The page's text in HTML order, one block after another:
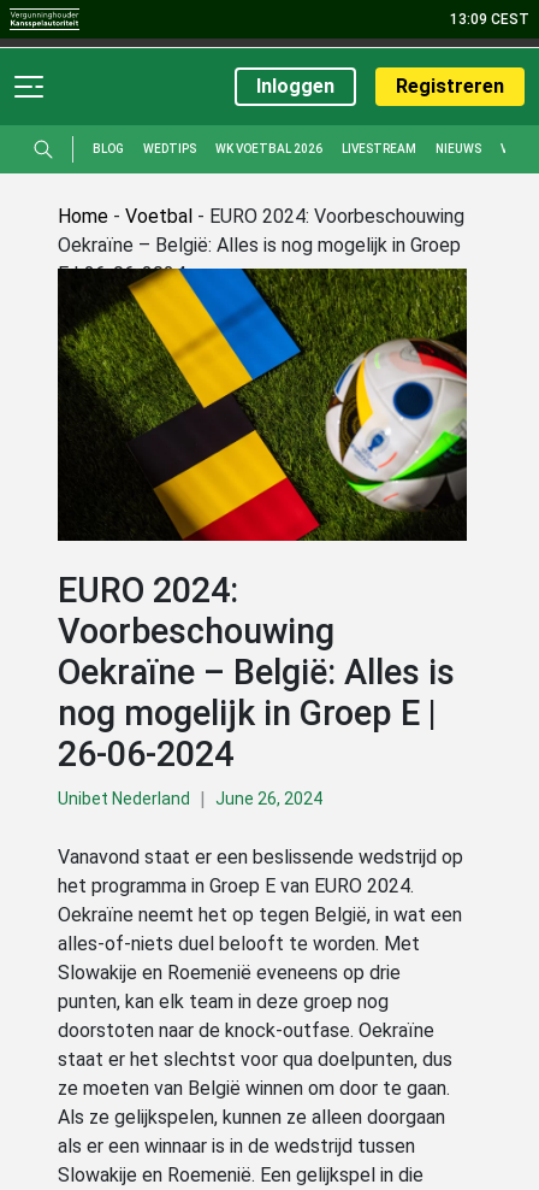
13:09 CEST
Sport Promoties
Inloggen Registreren
BLOG WEDTIPS WK VOETBAL 2026 LIVESTREAM NIEUWS
Home - Voetbal - EURO 2024: Voorbeschouwing
Oekraïne – België: Alles is nog mogelijk in Groep
E | 26-06-2024
EURO 2024:
Voorbeschouwing
Oekraïne – België: Alles is
nog mogelijk in Groep E |
26-06-2024
Unibet Nederland | June 26, 2024
Vanavond staat er een beslissende wedstrijd op
het programma in Groep E van EURO 2024.
Oekraïne neemt het op tegen België, in wat een
alles-of-niets duel belooft te worden. Met
Slowakije en Roemenië eveneens op drie
punten, kan elk team in deze groep nog
doorstoten naar de knock-outfase. Oekraïne
staat er het slechtst voor qua doelpunten, dus
ze moeten van België winnen om door te gaan.
Als ze gelijkspelen, kunnen ze alleen doorgaan
als er een winnaar is in de wedstrijd tussen
Slowakije en Roemenië. Een gelijkspel in die